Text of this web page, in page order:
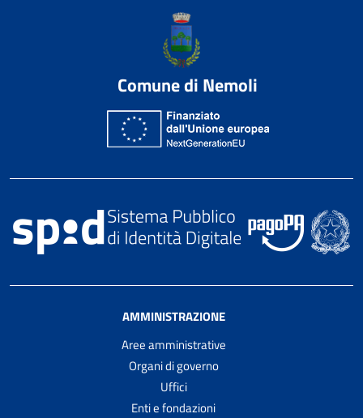
Comune di Nemoli
AMMINISTRAZIONE
Aree amministrative
Organi di governo
Uffici
Enti e fondazioni